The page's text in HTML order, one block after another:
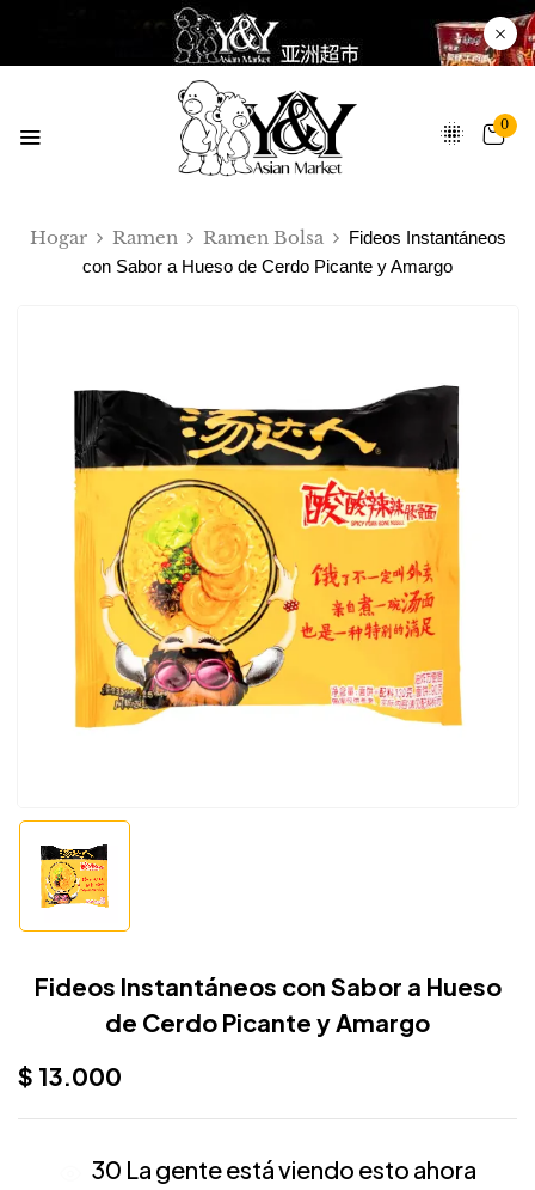
0
Hogar Ramen Ramen Bolsa
Fideos Instantáneos
con Sabor a Hueso de Cerdo Picante y Amargo
Fideos Instantáneos con Sabor a Hueso
de Cerdo Picante y Amargo
$ 13.000
30 La gente está viendo esto ahora